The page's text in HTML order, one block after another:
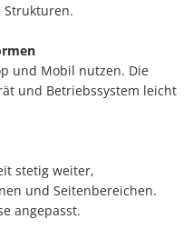
und Mobil nutzen. Die
und Betriebssystem leicht
stetig weiter,
und Seitenbereichen.
angepasst.